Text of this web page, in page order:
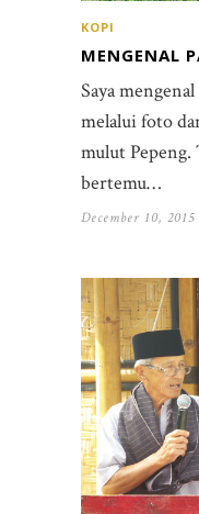
KOPI
MENGENAL
Saya
melalui foto
mulut
bertemu…
December 10, 2015